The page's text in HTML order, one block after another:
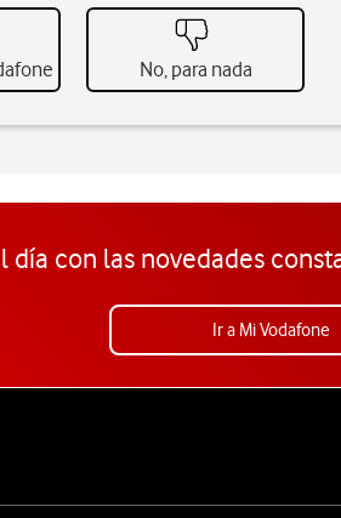
No, para nada
día con las novedades
Ir a Mi Vodafone